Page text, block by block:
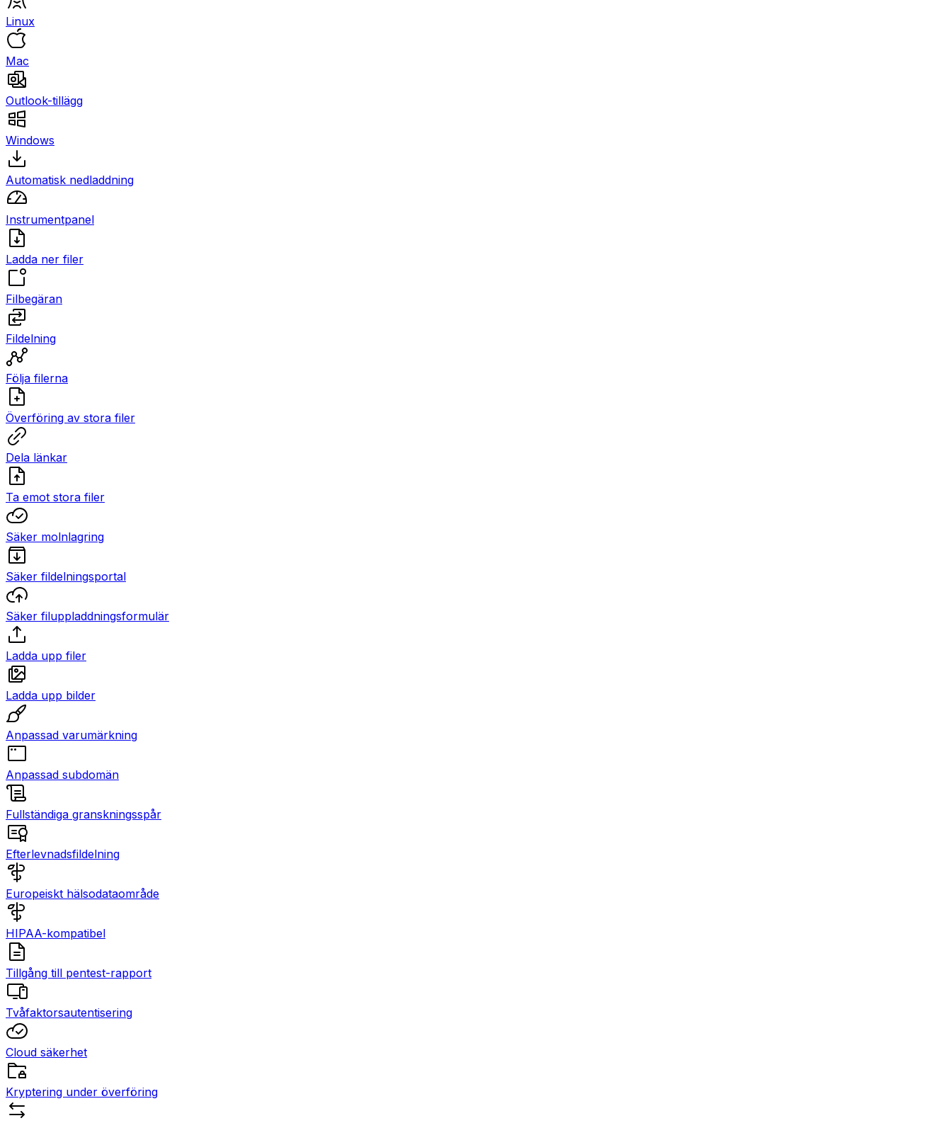
Linux
Mac
Outlook-tillägg
Windows
Automatisk nedladdning
Instrumentpanel
Ladda ner filer
Filbegäran
Fildelning
Följa filerna
Överföring av stora filer
Dela länkar
Ta emot stora filer
Säker molnlagring
Säker fildelningsportal
Säker filuppladdningsformulär
Ladda upp filer
Ladda upp bilder
Anpassad varumärkning
Anpassad subdomän
Fullständiga granskningsspår
Efterlevnadsfildelning
Europeiskt hälsodataområde
HIPAA-kompatibel
Tillgång till pentest-rapport
Tvåfaktorsautentisering
Cloud säkerhet
Kryptering under överföring